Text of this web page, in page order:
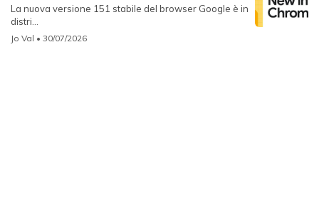
La nuova versione 151 stabile del browser Google è in
distri...
Jo Val • 30/07/2026